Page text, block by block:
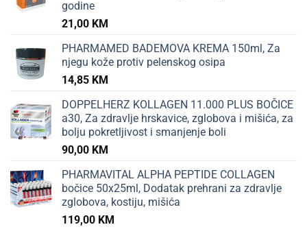
godine
21,00 KM
PHARMAMED BADEMOVA KREMA 150ml, Za
njegu kože protiv pelenskog osipa
14,85 KM
DOPPELHERZ KOLLAGEN 11.000 PLUS BOČICE
a30, Za zdravlje hrskavice, zglobova i mišića, za
bolju pokretljivost i smanjenje boli
90,00 KM
PHARMAVITAL ALPHA PEPTIDE COLLAGEN
bočice 50x25ml, Dodatak prehrani za zdravlje
zglobova, kostiju, mišića
119,00 KM